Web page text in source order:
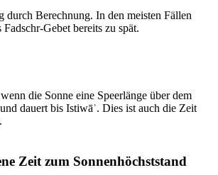
durch Berechnung. In den meisten Fällen
Fadschr-Gebet bereits zu spät.
die Sonne eine Speerlänge über dem
dauert bis Istiwāʾ. Dies ist auch die Zeit
Zeit zum Sonnenhöchststand